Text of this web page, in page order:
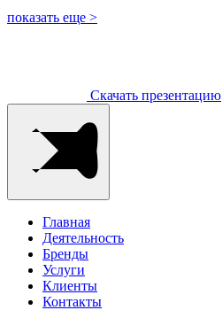
показать еще >
Скачать презентацию
Главная
Деятельность
Бренды
Услуги
Клиенты
Контакты